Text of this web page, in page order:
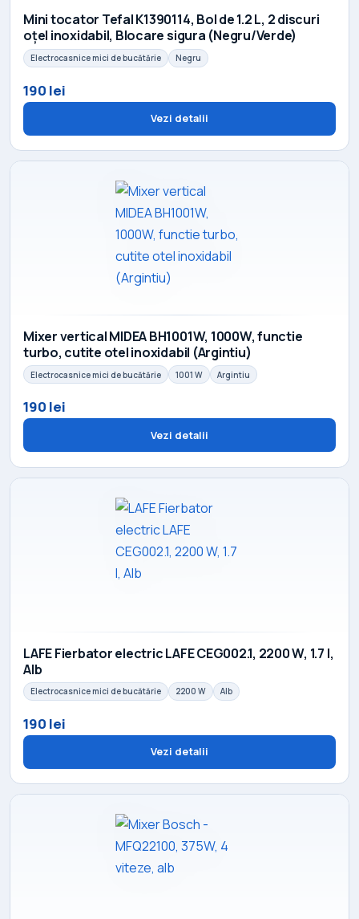
Mini tocator Tefal K1390114, Bol de 1.2 L, 2 discuri
oțel inoxidabil, Blocare sigura (Negru/Verde)
Electrocasnice mici de bucătărie Negru
190 lei
Vezi detalii
Mixer vertical MIDEA BH1001W, 1000W, functie
turbo, cutite otel inoxidabil (Argintiu)
Electrocasnice mici de bucătărie 1001 W Argintiu
190 lei
Vezi detalii
LAFE Fierbator electric LAFE CEG002.1, 2200 W, 1.7 l,
Alb
Electrocasnice mici de bucătărie 2200 W Alb
190 lei
Vezi detalii